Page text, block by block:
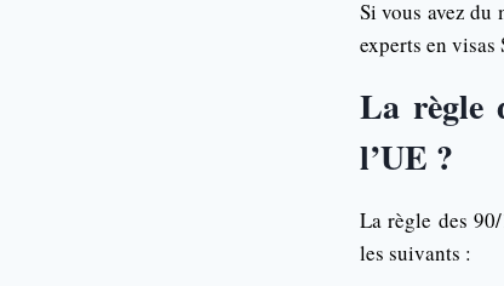
Si vous avez du
experts en
La règle
l’UE ?
La règle des
les suivants :